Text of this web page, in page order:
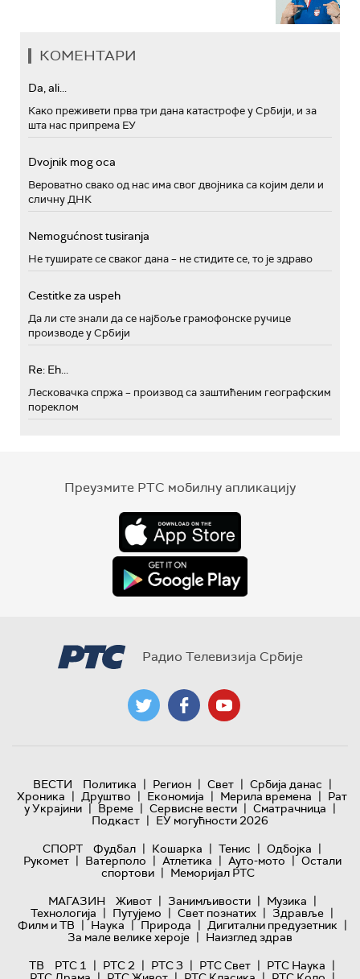
КОМЕНТАРИ
Da, ali...
Како преживети прва три дана катастрофе у Србији, и за
шта нас припрема ЕУ
Dvojnik mog oca
Вероватно свако од нас има свог двојника са којим дели и
сличну ДНК
Nemogućnost tusiranja
Не туширате се сваког дана – не стидите се, то је здраво
Cestitke za uspeh
Да ли сте знали да се најбоље грамофонске ручице
производе у Србији
Re: Eh...
Лесковачка спржа – производ са заштићеним географским
пореклом
Преузмите РТС мобилну апликацију
Радио Телевизија Србије
ВЕСТИ Политика | Регион | Свет | Србија данас |
Хроника | Друштво | Економија | Мерила времена | Рат
у Украјини | Време | Сервисне вести | Сматрачница |
Подкаст | ЕУ могућности 2026
СПОРТ
Фудбал | Кошарка | Тенис | Одбојка |
Рукомет | Ватерполо | Атлетика | Ауто-мото | Остали
спортови | Меморијал РТС
МАГАЗИН
Живот | Занимљивости | Музика |
Технологијa | Путујемо | Свет познатих | Здравље |
Филм и ТВ | Наука | Природа | Дигитални предузетник |
За мале велике хероје | Наизглед здрав
ТВ
РТС 1 | РТС 2 | РТС 3 | РТС Свет | РТС Наука |